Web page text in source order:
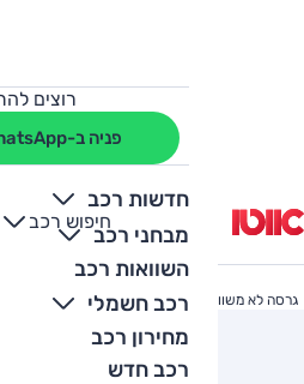
רוצים
פניה ב-WhatsApp
חדשות רכב
מבחני רכב
השוואות רכב
רכב חשמלי
מחירון רכב
רכב חדש
חיפוש רכב
+
-
גרסה לא משווקת